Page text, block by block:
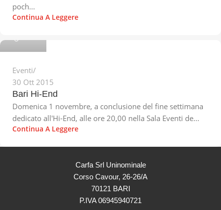
poch...
Continua A Leggere
Eventi
30 Ott 2015
Bari Hi-End
Domenica 1 novembre, a conclusione del fine settimana
dedicato all'Hi-End, alle ore 20,00 nella Sala Eventi de...
Continua A Leggere
Carfa Srl Uninominale
Corso Cavour, 26-26/A
70121 BARI
P.IVA 06945940721